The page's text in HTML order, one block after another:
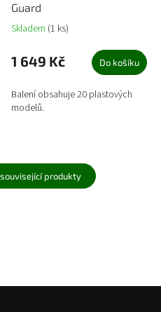
Guard
Skladem (1 ks)
1 649 Kč Do košíku
Balení obsahuje 20 plastových
modelů.
produkty